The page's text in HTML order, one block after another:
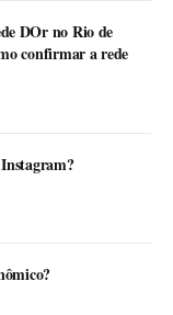
DOr no Rio de
confirmar a rede